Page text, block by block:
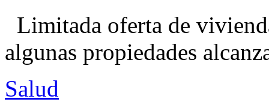
Limitada oferta de
algunas propiedades
Salud